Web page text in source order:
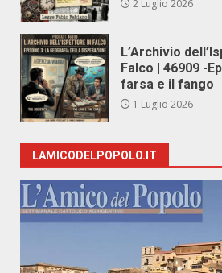
2 Luglio 2026
L’Archivio
Falco | 46909 -
farsa e il fango
1 Luglio 2026
LAMICODELPOPOLO.IT